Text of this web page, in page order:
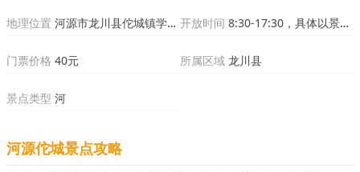
地理位置 河源市龙川县佗城镇学宫旁 开放时间 8:30-17:30，具体以景区公示为准。
门票价格 40元 所属区域 龙川县
景点类型 河
河源佗城景点攻略